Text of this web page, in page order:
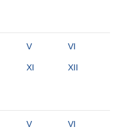
V VI
XI XII
V VI